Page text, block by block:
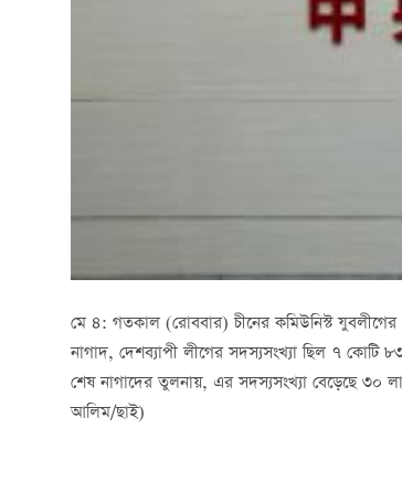
মে ৪: গতকাল (রোববার) চীনের কমিউনিস্ট যুবলীগের
নাগাদ, দেশব্যাপী লীগের সদস্যসংখ্যা ছিল ৭
শেষ নাগাদের তুলনায়, এর সদস্যসংখ্যা বেড়েছে ৩০
আলিম/ছাই)